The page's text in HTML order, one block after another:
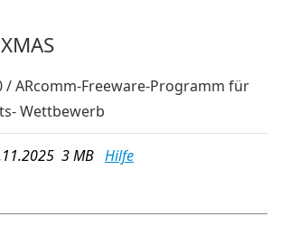
/ ARcomm-Freeware-Programm für
Wettbewerb
3 MB Hilfe